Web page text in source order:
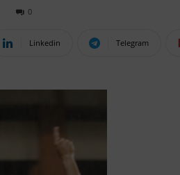
0
Linkedin Telegram